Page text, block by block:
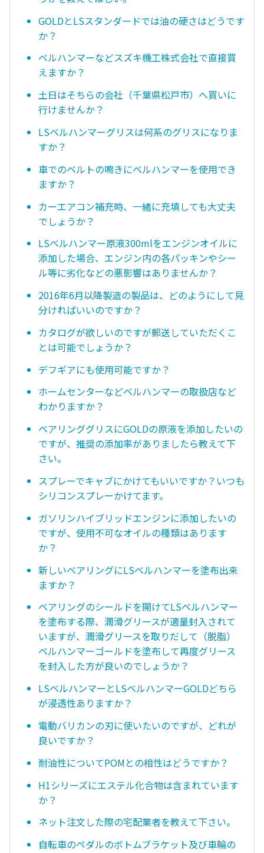
GOLDとLSスタンダードでは油の硬さはどうです
か？
ベルハンマーなどスズキ機工株式会社で直接買
えますか？
土日はそちらの会社（千葉県松戸市）へ買いに
行けませんか？
LSベルハンマーグリスは何系のグリスになりま
すか？
車でのベルトの鳴きにベルハンマーを使用でき
ますか？
カーエアコン補充時、一緒に充填しても大丈夫
でしょうか？
LSベルハンマー原液300mlをエンジンオイルに
添加した場合、エンジン内の各パッキンやシー
ル等に劣化などの悪影響はありませんか？
2016年6月以降製造の製品は、どのようにして見
分ければいいのですか？
カタログが欲しいのですが郵送していただくこ
とは可能でしょうか？
デフギアにも使用可能ですか？
ホームセンターなどベルハンマーの取扱店など
わかりますか？
ベアリンググリスにGOLDの原液を添加したいの
ですが、推奨の添加率がありましたら教えて下
さい。
スプレーでキャブにかけてもいいですか？いつも
シリコンスプレーかけてます。
ガソリンハイブリッドエンジンに添加したいの
ですが、使用不可なオイルの種類はあります
か？
新しいベアリングにLSベルハンマーを塗布出来
ますか？
ベアリングのシールドを開けてLSベルハンマー
を塗布する際、潤滑グリースが適量封入されて
いますが、潤滑グリースを取りだして（脱脂）
ベルハンマーゴールドを塗布して再度グリース
を封入した方が良いのでしょうか？
LSベルハンマーとLSベルハンマーGOLDどちら
が浸透性ありますか？
電動バリカンの刃に使いたいのですが、どれが
良いですか？
耐油性についてPOMとの相性はどうですか？
H1シリーズにエステル化合物は含まれています
か？
ネット注文した際の宅配業者を教えて下さい。
自転車のペダルのボトムブラケット及び車輪の